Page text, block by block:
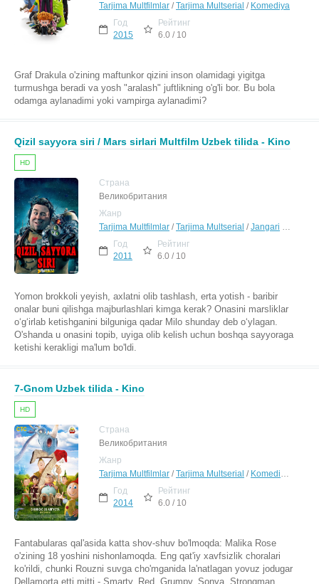
Tarjima Multfilmlar /Tarjima Multserial / Komediya
Год
2015
Рейтинг
6.0 / 10
Graf Drakula o'zining maftunkor qizini inson olamidagi yigitga
turmushga beradi va yosh "aralash" juftlikning o'g'li bor. Bu bola
odamga aylanadimi yoki vampirga aylanadimi?
Qizil sayyora siri / Mars sirlari Multfilm Uzbek tilida - Kino
HD
Страна
Великобритания
Жанр
Tarjima Multfilmlar /Tarjima Multserial /Jangari
Год
2011
Рейтинг
6.0 / 10
Yomon brokkoli yeyish, axlatni olib tashlash, erta yotish - baribir
onalar buni qilishga majburlashlari kimga kerak? Onasini marsliklar
o‘g‘irlab ketishganini bilguniga qadar Milo shunday deb o‘ylagan.
O'shanda u onasini topib, uyiga olib kelish uchun boshqa sayyoraga
ketishi kerakligi ma'lum bo'ldi.
7-Gnom Uzbek tilida - Kino
HD
Страна
Великобритания
Жанр
Tarjima Multfilmlar /Tarjima Multserial / Komediya
Год
2014
Рейтинг
6.0 / 10
Fantabularas qal'asida katta shov-shuv bo'lmoqda: Malika Rose
o'zining 18 yoshini nishonlamoqda. Eng qat'iy xavfsizlik choralari
ko'rildi, chunki Rouzni suvga cho'mganida la'natlagan yovuz jodugar
Dellamorta etti mitti - Smarty, Red, Grumpy, Sonya, Strongman,